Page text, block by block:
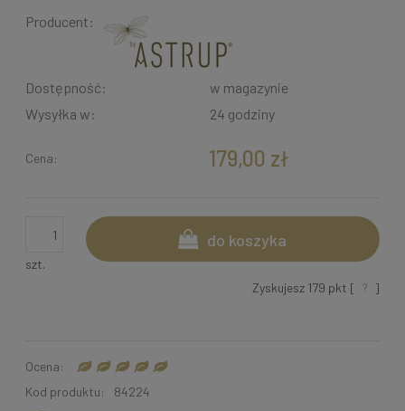
Producent:
Dostępność:
w magazynie
Wysyłka w:
24 godziny
Cena: 179,00 zł
szt.
do koszyka
Zyskujesz 179 pkt [ ? ]
Ocena:
Kod produktu:
84224